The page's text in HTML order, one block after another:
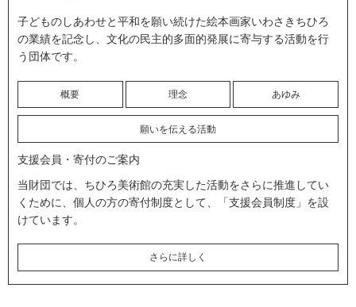
子どものしあわせと平和を願い続けた絵本画家いわさきちひろ
の業績を記念し、文化の民主的多面的発展に寄与する活動を行
う団体です。
概要 理念 あゆみ
願いを伝える活動
支援会員・寄付のご案内
当財団では、ちひろ美術館の充実した活動をさらに推進してい
くために、個人の方の寄付制度として、「支援会員制度」を設
けています。
さらに詳しく